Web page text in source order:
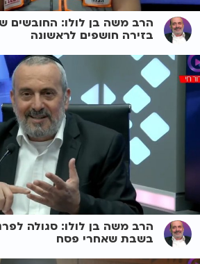
הרב משה בן לולו: החובשים
בזירה חושפים לראשונה
הרב משה בן לולו: סגולה
בשבת שאחרי פסח